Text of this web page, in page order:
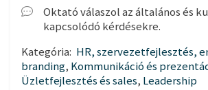
Oktató válaszol az általános és
kapcsolódó kérdésekre.
Kategória: HR, szervezetfejlesztés,
branding, Kommunikáció és
Üzletfejlesztés és sales, Leadership